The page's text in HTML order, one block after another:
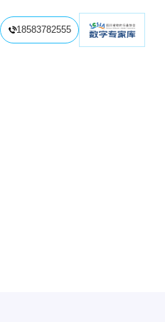
18583782555